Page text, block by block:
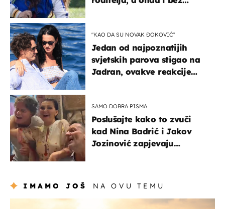
"KAO DA SU NOVAK ĐOKOVIĆ"
Jedan od najpoznatijih
svjetskih parova stigao na
Jadran, ovakve reakcije
SAMO DOBRA PISMA
Poslušajte kako to zvuči
kad Nina Badrić i Jakov
Jozinović zapjevaju
IMAMO JOŠ NA OVU TEMU